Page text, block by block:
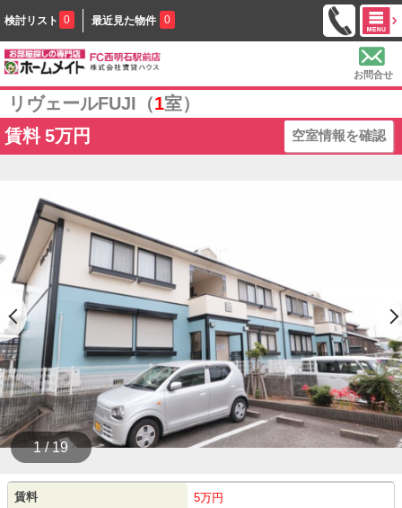
検討リスト 0 最近見た物件 0
お問合せ
リヴェールFUJI（1室）
賃料 5万円 空室情報を確認
1 / 19
賃料 5万円